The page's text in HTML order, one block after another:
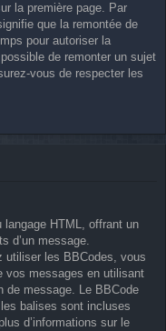
la première page. Par
que la remontée de
pour autoriser la
de remonter un sujet
vous de respecter les
langage HTML, offrant un
d’un message.
utiliser les BBCodes, vous
vos messages en utilisant
de message. Le BBCode
balises sont incluses
d’informations sur le